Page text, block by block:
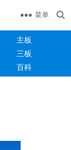
菜单
主板
三板
百科